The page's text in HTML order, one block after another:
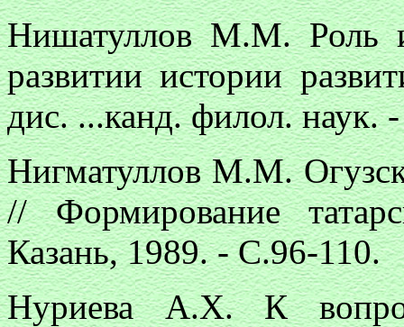
Нишатуллов М.М. Роль
развитии истории
дис. ...канд. филол. наук.
Нигматуллов М.М.
// Формирование
Казань, 1989. - С.96-110.
Нуриева А.Х. К